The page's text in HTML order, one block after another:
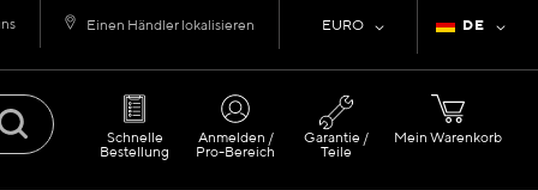
Sprache
DE
Währung
EURO
Einen Händler lokalisieren
Mein Warenkorb
Schnelle
Bestellung
Anmelden /
Pro-Bereich
Garantie /
Teile